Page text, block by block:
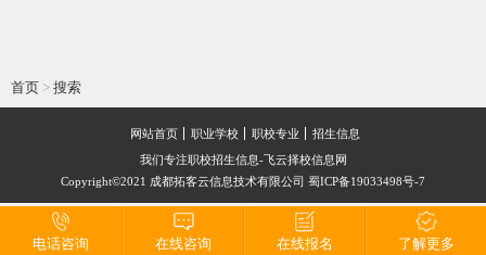
首页 > 搜索
网站首页 职业学校 职校专业
招生信息
我们专注职校招生信息-飞云择校信息网
Copyright©2021 成都拓客云信息技术有限公司 蜀ICP备19033498号-7
电话咨询 在线咨询 在线报名 了解更多